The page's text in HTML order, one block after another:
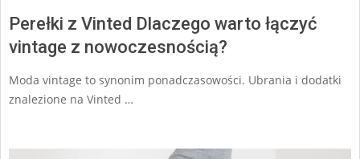
Perełki z Vinted Dlaczego warto łączyć
vintage z nowoczesnością?
Moda vintage to synonim ponadczasowości. Ubrania i dodatki
znalezione na Vinted …